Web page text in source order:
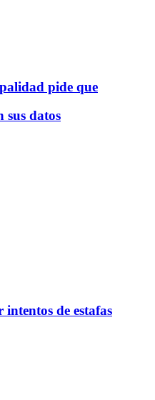
pide que
sus datos
de estafas